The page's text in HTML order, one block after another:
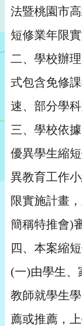
法暨桃園市
短修業年限
二、學校辦
式包含免修
速、部分學
三、學校依
優異學生縮
異教育工作
限實施計畫
簡稱特推會)
四、本案縮
(一)由學生、
教師就學生
薦或推薦，